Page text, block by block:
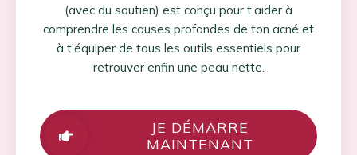
(avec du soutien) est conçu pour t'aider à
comprendre les causes profondes de ton acné et
à t'équiper de tous les outils essentiels pour
retrouver enfin une peau nette.
JE DÉMARRE
MAINTENANT